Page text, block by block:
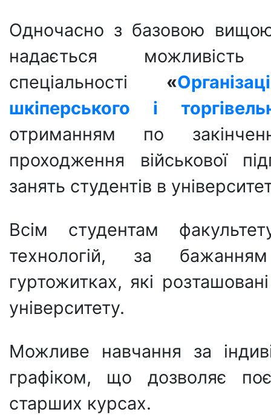
Одночасно з базовою
надається можливість
спеціальності «
шкіперського і
отриманням по
проходження військової
занять студентів в
Всім студентам
технологій, за
гуртожитках, які
університету.
Можливе навчання за
графіком, що дозволяє
старших курсах.